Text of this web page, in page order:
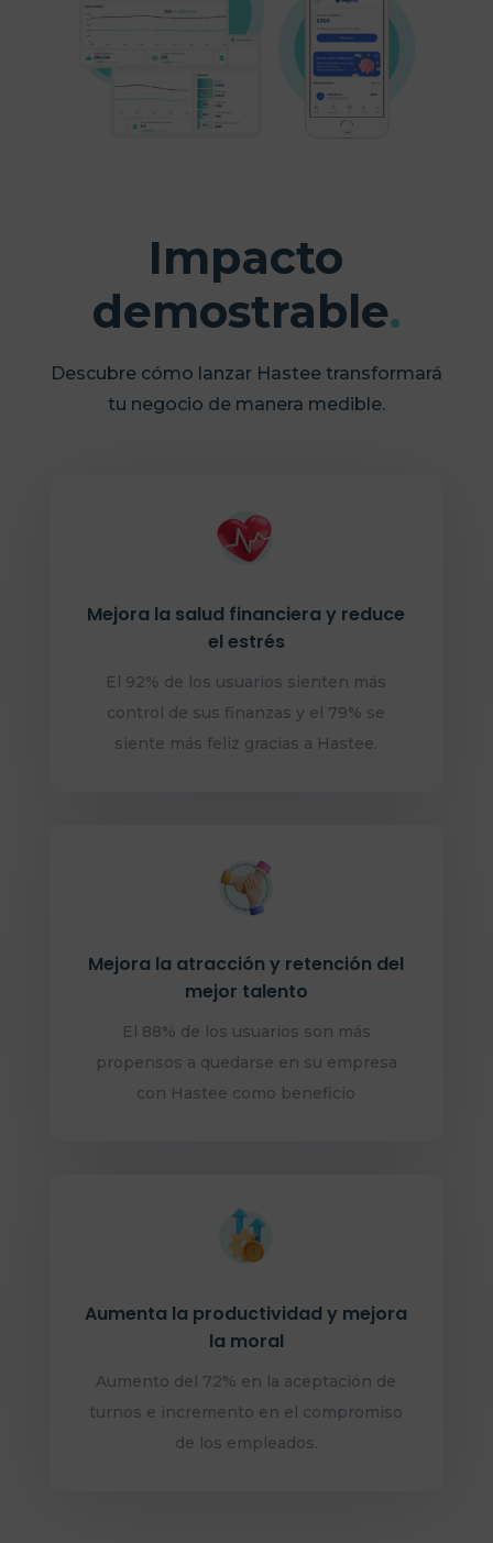
Impacto
demostrable.
Descubre cómo lanzar Hastee transformará
tu negocio de manera medible.
Mejora la salud financiera y reduce
el estrés
El 92% de los usuarios sienten más
control de sus finanzas y el 79% se
siente más feliz gracias a Hastee.
Mejora la atracción y retención del
mejor talento
El 88% de los usuarios son más
propensos a quedarse en su empresa
con Hastee como beneficio
Aumenta la productividad y mejora
la moral
Aumento del 72% en la aceptación de
turnos e incremento en el compromiso
de los empleados.